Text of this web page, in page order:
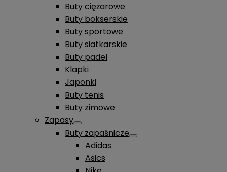
Buty ciężarowe
Buty bokserskie
Buty sportowe
Buty siatkarskie
Buty padel
Klapki
Japonki
Buty tenis
Buty zimowe
Zapasy
Buty zapaśnicze
Adidas
Asics